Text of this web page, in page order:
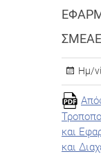
Ημ/
και
και